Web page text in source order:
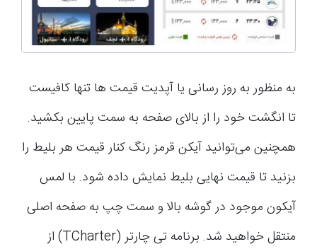
به منظور به روز رسانی یا آپدیت قیمت ها تنها کافیست
تا انگشت خود را از بالای صفحه به سمت پایین بکشید.
همچنین می‌توانید آیکن قرمز رنگ کنار قیمت هر بلیط را
بزنید تا قیمت نهایی بلیط نمایش داده شود. با لمس
آیکون موجود در گوشه بالا و سمت چپ به صفحه اصلی
منتقل ‎خواهید شد. برنامه تی چارتر (TCharter) از